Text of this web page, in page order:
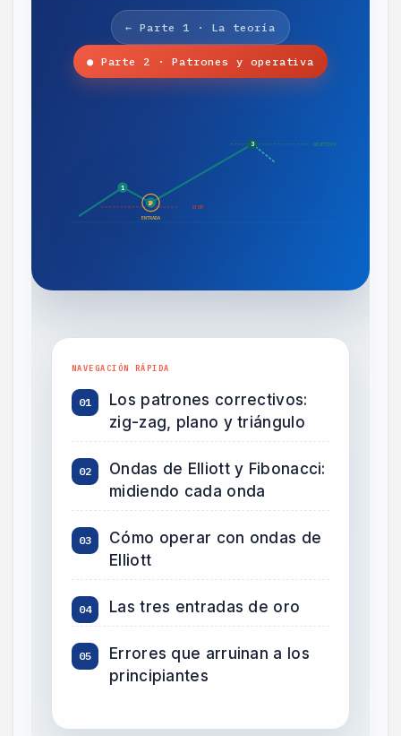
← Parte 1 · La teoría
● Parte 2 · Patrones y operativa
1
2
3
ENTRADA
STOP
OBJETIVO
Los patrones correctivos:
zig-zag, plano y triángulo
Ondas de Elliott y Fibonacci:
midiendo cada onda
Cómo operar con ondas de
Elliott
Las tres entradas de oro
Errores que arruinan a los
principiantes